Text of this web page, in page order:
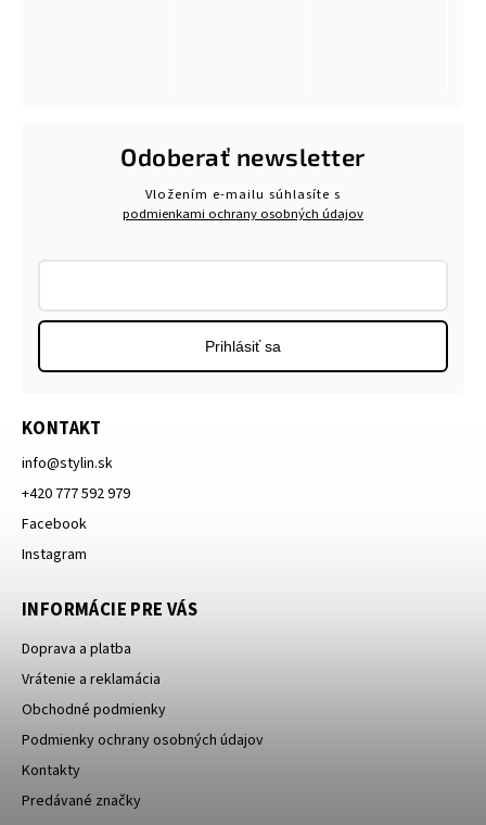
KONTAKT
info@stylin.sk
+420 777 592 979
Facebook
Instagram
INFORMÁCIE PRE VÁS
Doprava a platba
Vrátenie a reklamácia
Obchodné podmienky
Podmienky ochrany osobných údajov
Kontakty
Predávané značky
Odoberať newsletter
Vložením e-mailu súhlasíte s
podmienkami ochrany osobných údajov
Prihlásiť sa